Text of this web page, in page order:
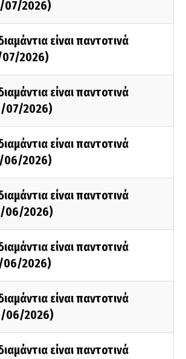
07/2026)
είναι παντοτινά
07/2026)
είναι παντοτινά
07/2026)
είναι παντοτινά
06/2026)
είναι παντοτινά
06/2026)
είναι παντοτινά
06/2026)
είναι παντοτινά
06/2026)
είναι παντοτινά